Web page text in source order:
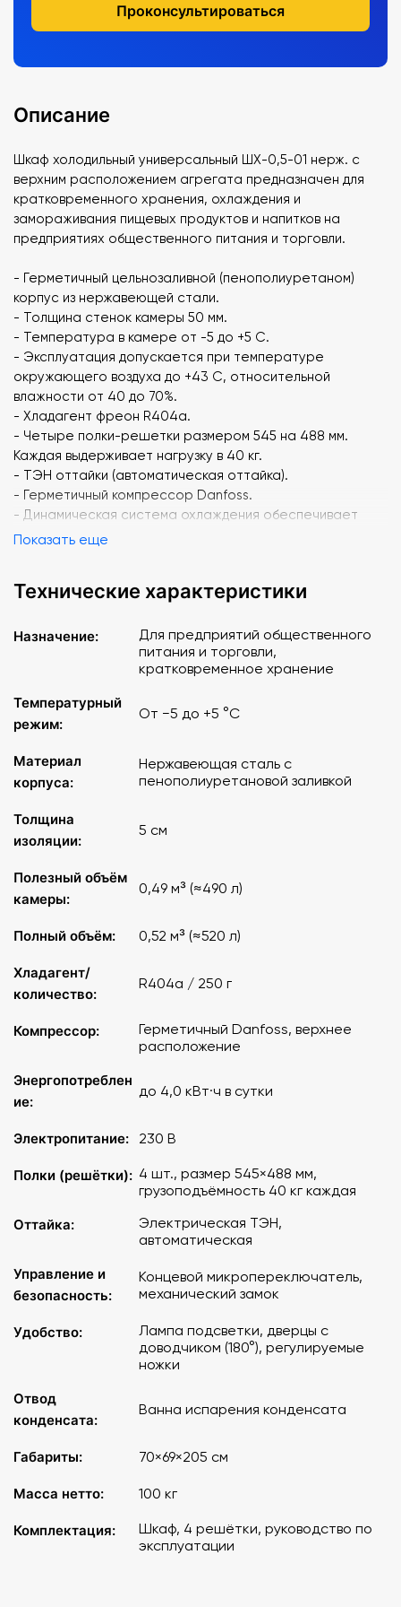
Проконсультироваться
Описание
Шкаф холодильный универсальный ШХ-0,5-01 нерж. с
верхним расположением агрегата предназначен для
кратковременного хранения, охлаждения и
замораживания пищевых продуктов и напитков на
предприятиях общественного питания и торговли.
- Герметичный цельнозаливной (пенополиуретаном)
корпус из нержавеющей стали.
- Толщина стенок камеры 50 мм.
- Температура в камере от -5 до +5 С.
- Эксплуатация допускается при температуре
окружающего воздуха до +43 С, относительной
влажности от 40 до 70%.
- Хладагент фреон R404а.
- Четыре полки-решетки размером 545 на 488 мм.
Каждая выдерживает нагрузку в 40 кг.
- ТЭН оттайки (автоматическая оттайка).
- Герметичный компрессор Danfoss.
- Динамическая система охлаждения обеспечивает
равномерное охлаждение продуктов на всех полках.
обслуживания.
на 180о.
- Механический замок.
- Лампа подсветки внутреннего пространства.
вентилятор воздухоохладителя при открывании двери.
- Ручка на верхней части задней стенки для удобства
- Ножки регулируются по высоте.
- Ванна выпаривания конденсата.
Технические параметры:
Объем камеры, м3, полный 0,52
Объем камеры, м3, полезный 0,49
Температура воздуха полезного объема, °C -5 /+5
более 4,0
Напряжение, В 230
Общая масса хладагента, кг 0,25
Механический замок +
Масса, кг 100
Показать еще
Технические характеристики
Назначение:
Для предприятий общественного
питания и торговли,
кратковременное хранение
Температурный
режим:
От −5 до +5 °C
Материал
корпуса:
Нержавеющая сталь с
пенополиуретановой заливкой
Толщина
изоляции:
5 см
Полезный объём
камеры:
0,49 м³ (≈490 л)
Полный объём: 0,52 м³ (≈520 л)
Хладагент/
количество:
R404a / 250 г
Компрессор:
Герметичный Danfoss, верхнее
расположение
Энергопотреблен
ие:
до 4,0 кВт·ч в сутки
Электропитание: 230 В
Полки (решётки): 4 шт., размер 545×488 мм,
грузоподъёмность 40 кг каждая
Оттайка:
Электрическая ТЭН,
автоматическая
Управление и
безопасность:
Концевой микропереключатель,
механический замок
Удобство:
Лампа подсветки, дверцы с
доводчиком (180°), регулируемые
ножки
Отвод
конденсата:
Ванна испарения конденсата
Габариты: 70×69×205 см
Масса нетто: 100 кг
Комплектация:
Шкаф, 4 решётки, руководство по
эксплуатации